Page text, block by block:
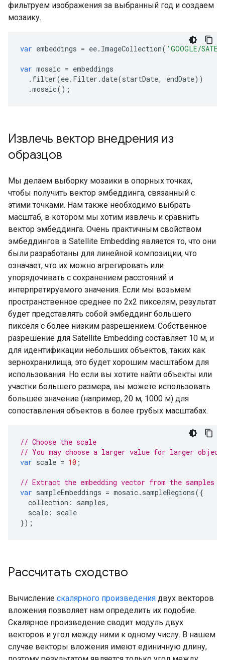
фильтруем изображения за выбранный год и создаем
мозаику.
var embeddings = ee. ImageCollection( 'GOOGLE/
var mosaic = embeddings
. filter(ee. Filter .date(startDate, endDate))
.mosaic();
Извлечь вектор внедрения из
образцов
Мы делаем выборку мозаики в опорных точках,
чтобы получить вектор эмбеддинга, связанный с
этими точками. Нам также необходимо выбрать
масштаб, в котором мы хотим извлечь и сравнить
вектор эмбеддинга. Очень практичным свойством
эмбеддингов в Satellite Embedding является то, что они
были разработаны для линейной композиции, что
означает, что их можно агрегировать или
упорядочивать с сохранением расстояний и
интерпретируемого значения. Если мы возьмем
пространственное среднее по 2x2 пикселям, результат
будет представлять собой эмбеддинг большего
пикселя с более низким разрешением. Собственное
разрешение для Satellite Embedding составляет 10 м, и
для идентификации небольших объектов, таких как
зернохранилища, это будет хорошим масштабом для
использования. Но если вы хотите найти объекты или
участки большего размера, вы можете использовать
большее значение (например, 20 м, 1000 м) для
сопоставления объектов в более грубых масштабах.
// Choose the scale
// You may choose a larger value for larger
var scale = 10 ;
// Extract the embedding vector from the samples
var sampleEmbeddings = mosaic. sampleRegions({
collection : samples,
scale :
scale
});
Рассчитать сходство
Вычисление скалярного произведения двух векторов
вложения позволяет нам определить их подобие.
Скалярное произведение сводит модуль двух
векторов и угол между ними к одному числу. В нашем
случае векторы вложения имеют единичную длину,